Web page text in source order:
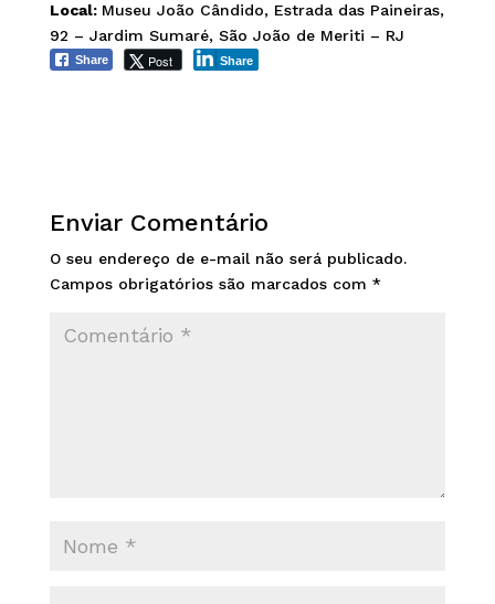
Local: Museu João Cândido, Estrada das Paineiras,
92 – Jardim Sumaré, São João de Meriti – RJ
Share Post Share
Enviar Comentário
O seu endereço de e-mail não será publicado.
Campos obrigatórios são marcados com *